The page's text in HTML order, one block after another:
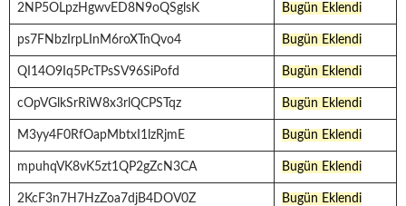
2NP5OLpzHgwvED8N9oQSglsK Bugün Eklendi
ps7FNbzIrpLInM6roXTnQvo4 Bugün Eklendi
QI14O9Iq5PcTPsSV96SiPofd Bugün Eklendi
cOpVGlkSrRiW8x3rlQCPSTqz Bugün Eklendi
M3yy4F0RfOapMbtxI1lzRjmE Bugün Eklendi
mpuhqVK8vK5zt1QP2gZcN3CA Bugün Eklendi
2KcF3n7H7HzZoa7djB4DOV0Z Bugün Eklendi